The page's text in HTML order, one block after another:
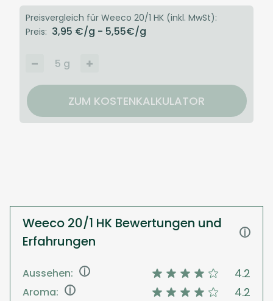
Preisvergleich für Weeco 20/1 HK (inkl. MwSt):
Preis: 3,95 €/g - 5,55€/g
5 g
ZUM KOSTENKALKULATOR
Weeco 20/1 HK Bewertungen und
Erfahrungen
i
Aussehen: i 4.2
Aroma: i 4.2